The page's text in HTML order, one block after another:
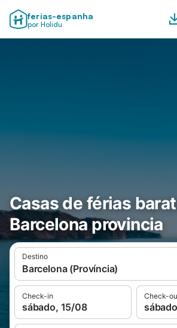
ferias-espanha
por Holidu
Casas de férias
Barcelona provincia
Destino
Barcelona (Província)
Check-in
sábado, 15/08
Check-